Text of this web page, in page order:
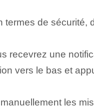
de sécurité,
recevrez une
vers le bas et
les